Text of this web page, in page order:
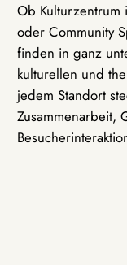
Ob Kulturzentrum
oder Community
finden in ganz
kulturellen und
jedem Standort
Zusammenarbeit,